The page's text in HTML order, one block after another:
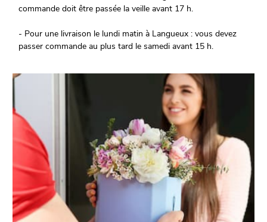
commande doit être passée la veille avant 17 h.
- Pour une livraison le lundi matin à Langueux : vous devez
passer commande au plus tard le samedi avant 15 h.